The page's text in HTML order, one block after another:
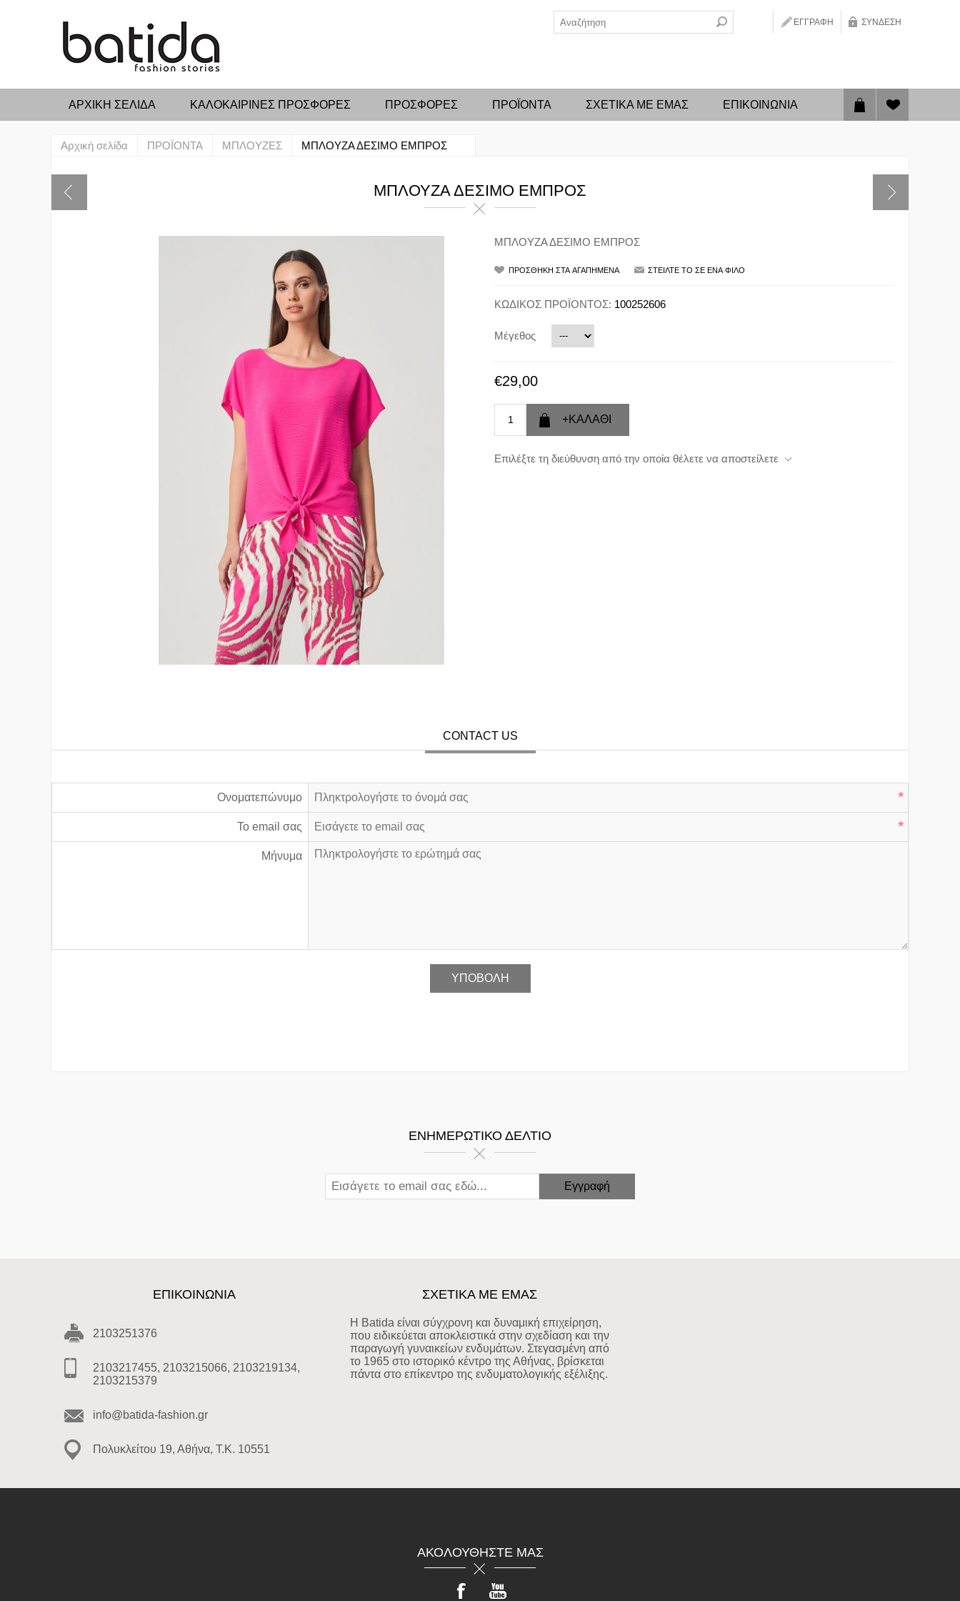
ΕΓΓΡΑΦΉ ΣΎΝΔΕΣΗ
ΑΡΧΙΚΉ ΣΕΛΊΔΑ ΚΑΛΟΚΑΙΡΙΝΕΣ ΠΡΟΣΦΟΡΕΣ ΠΡΟΣΦΟΡΕΣ ΠΡΟΪΟΝΤΑ ΣΧΕΤΙΚΑ ΜΕ ΕΜΑΣ ΕΠΙΚΟΙΝΩΝΊΑ
Αρχική σελίδα ΠΡΟΪΟΝΤΑ ΜΠΛΟΥΖΕΣ ΜΠΛΟΥΖΑ ΔΕΣΙΜΟ ΕΜΠΡΟΣ
ΜΠΛΟΥΖΑ ΔΕΣΙΜΟ ΕΜΠΡΟΣ
ΜΠΛΟΥΖΑ ΔΕΣΙΜΟ ΕΜΠΡΟΣ
ΚΩΔΙΚΟΣ ΠΡΟΪΟΝΤΟΣ: 100252606
Μέγεθος
€29,00
Επιλέξτε τη διεύθυνση από την οποία θέλετε να αποστείλετε
CONTACT US
Ονοματεπώνυμο *
Το email σας *
Μήνυμα
ΕΝΗΜΕΡΩΤΙΚΌ ΔΕΛΤΊΟ
ΕΠΙΚΟΙΝΩΝΊΑ
2103251376
2103217455, 2103215066, 2103219134,
2103215379
info@batida-fashion.gr
Πολυκλείτου 19, Αθήνα, T.K. 10551
ΣΧΕΤΙΚΑ ΜΕ ΕΜΑΣ
Η Batida είναι σύγχρονη και δυναμική επιχείρηση,
που ειδικεύεται αποκλειστικά στην σχεδίαση και την
παραγωγή γυναικείων ενδυμάτων. Στεγασμένη από
το 1965 στο ιστορικό κέντρο της Αθήνας, βρίσκεται
πάντα στο επίκεντρο της ενδυματολογικής εξέλιξης.
ΑΚΟΛΟΥΘΉΣΤΕ ΜΑΣ